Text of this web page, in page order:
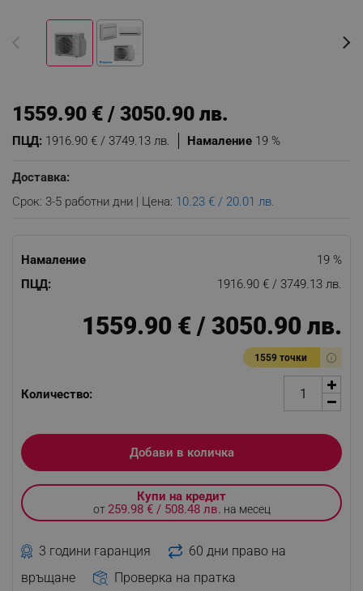
Намаление 19 %
ПЦД: 1916.90 € / 3749.13 лв.
1559.90 € / 3050.90 лв.
Доставка:
Срок: 3-5 работни дни | Цена: 10.23 € / 20.01 лв.
Намаление
19 %
ПЦД:
1916.90 € / 3749.13 лв.
1559.90 € / 3050.90 лв.
1559 точки
Количество:
Добави в количка
Купи на кредит
от259.98 € / 508.48 лв. на месец
3 години гаранция
60 дни право на
връщане
Проверка на пратка